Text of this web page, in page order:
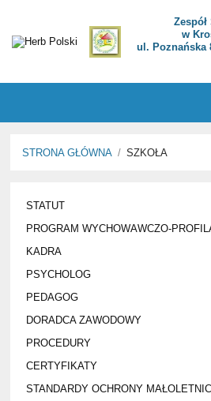
w
ul. Poznańska
STRONA GŁÓWNA / SZKOŁA
STATUT
PROGRAM WYCHOWAWCZO-
KADRA
PSYCHOLOG
PEDAGOG
DORADCA ZAWODOWY
PROCEDURY
CERTYFIKATY
STANDARDY OCHRONY